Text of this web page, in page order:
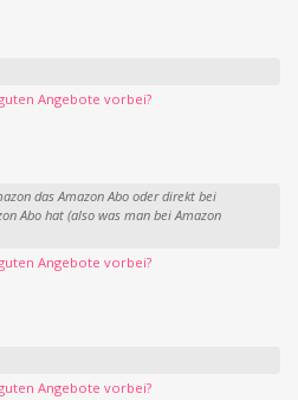
Angebote vorbei?
das Amazon Abo oder direkt bei
Abo hat (also was man bei Amazon
Angebote vorbei?
Angebote vorbei?